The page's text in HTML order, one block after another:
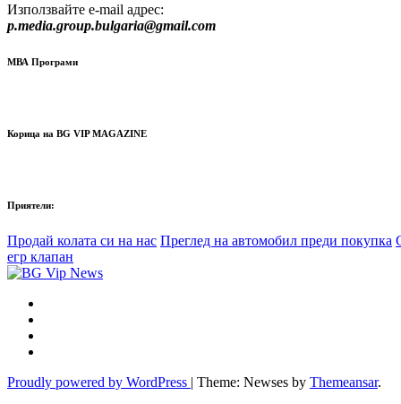
Използвайте e-mail адрес:
p.media.group.bulgaria@gmail.com
МВА Програми
Корица на BG VIP MAGAZINE
Приятели:
Продай колата си на нас Преглед на автомобил преди покупка
егр клапан
Proudly powered by WordPress | Theme: Newses by Themeansar.